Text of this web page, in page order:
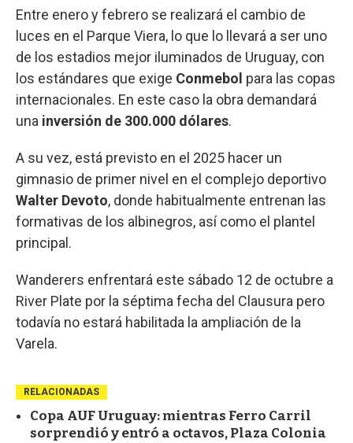
Entre enero y febrero se realizará el cambio de
luces en el Parque Viera, lo que lo llevará a ser uno
de los estadios mejor iluminados de Uruguay, con
los estándares que exige Conmebol para las copas
internacionales. En este caso la obra demandará
una inversión de 300.000 dólares.
A su vez, está previsto en el 2025 hacer un
gimnasio de primer nivel en el complejo deportivo
Walter Devoto, donde habitualmente entrenan las
formativas de los albinegros, así como el plantel
principal.
Wanderers enfrentará este sábado 12 de octubre a
River Plate por la séptima fecha del Clausura pero
todavía no estará habilitada la ampliación de la
Varela.
RELACIONADAS
Copa AUF Uruguay: mientras Ferro Carril
sorprendió y entró a octavos, Plaza Colonia